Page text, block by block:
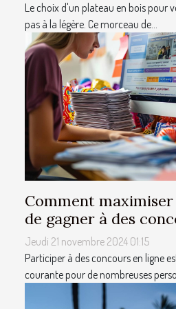
Le choix d'un plateau en bois pour
pas à la légère. Ce morceau de...
Comment maximiser
de gagner à des
Jeudi 21 novembre 2024 01:15
Participer à des concours en ligne
courante pour de nombreuses